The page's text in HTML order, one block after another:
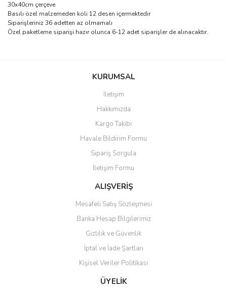
30x40cm çerçeve
Basılı özel malzemeden koli 12 desen içermektedir
Siparişleriniz 36 adetten az olmamalı
Özel paketleme siparişi hazır olunca 6-12 adet siparişler de alınacaktır.
Bu ürüne ilk yorumu siz yapın!
Ürün resmi kalitesiz, bozuk veya görüntülenemiyor.
Ürün açıklamasında eksik bilgiler bulunuyor.
Ürün bilgilerinde hatalar bulunuyor.
Ürün fiyatı diğer sitelerden daha pahalı.
Bu ürüne benzer farklı alternatifler olmalı.
Gönder
KURUMSAL
İletişim
Hakkımızda
Kargo Takibi
Havale Bildirim Formu
Sipariş Sorgula
İletişim Formu
ALIŞVERİŞ
Mesafeli Satış Sözleşmesi
Banka Hesap Bilgilerimiz
Gizlilik ve Güvenlik
İptal ve İade Şartları
Kişisel Veriler Politikası
ÜYELİK